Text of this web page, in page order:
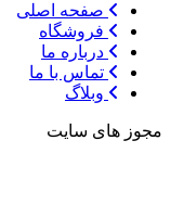
صفحه اصلی
فروشگاه
درباره ما
تماس با ما
وبلاگ
مجوز های سایت